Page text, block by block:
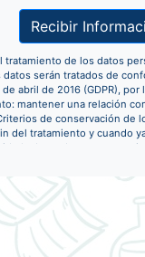
Recibir
tratamiento de los datos
serán tratados de
abril de 2016 (GDPR),
mantener una relación
de conservación de
del tratamiento y cuando
adecuadas para
portabilidad y
a presentar una
se ajusta a la normativa
Caminos, 6-8 8º
la suscripción